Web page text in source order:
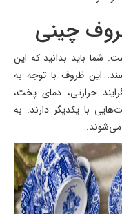
چینی
شما باید بدانید که این
این ظروف با توجه به
حرارتی، دمای پخت،
با یکدیگر دارند. به